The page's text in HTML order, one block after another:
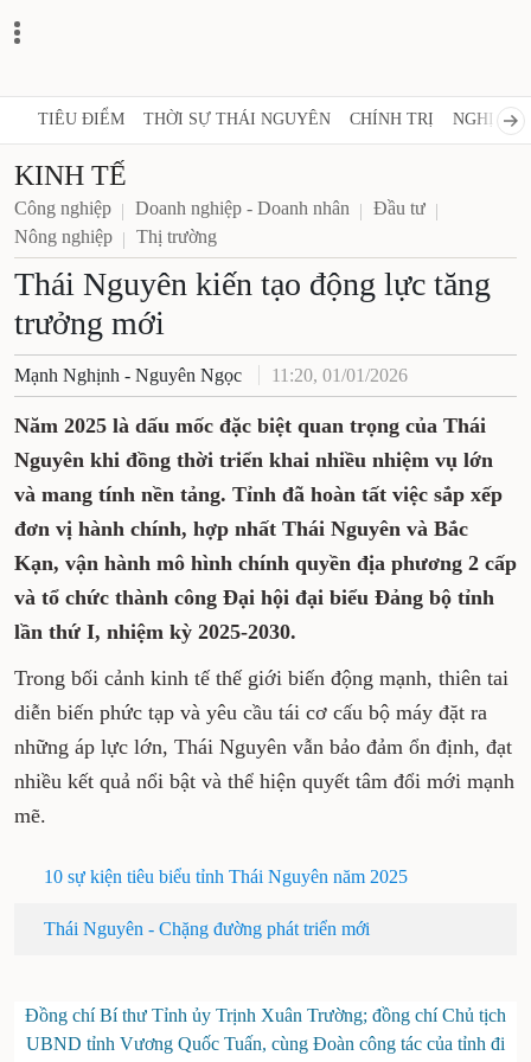
TIÊU ĐIỂM THỜI SỰ THÁI NGUYÊN CHÍNH TRỊ NGHỊ
KINH TẾ
Công nghiệp Doanh nghiệp - Doanh nhân
Đầu tư
Nông nghiệp
Thị trường
Thái Nguyên kiến tạo động lực tăng
trưởng mới
Mạnh Nghịnh - Nguyên Ngọc 11:20, 01/01/2026
Năm 2025 là dấu mốc đặc biệt quan trọng của Thái
Nguyên khi đồng thời triển khai nhiều nhiệm vụ lớn
và mang tính nền tảng. Tỉnh đã hoàn tất việc sắp xếp
đơn vị hành chính, hợp nhất Thái Nguyên và Bắc
Kạn, vận hành mô hình chính quyền địa phương 2 cấp
và tổ chức thành công Đại hội đại biểu Đảng bộ tỉnh
lần thứ I, nhiệm kỳ 2025-2030.
Trong bối cảnh kinh tế thế giới biến động mạnh, thiên tai
diễn biến phức tạp và yêu cầu tái cơ cấu bộ máy đặt ra
những áp lực lớn, Thái Nguyên vẫn bảo đảm ổn định, đạt
nhiều kết quả nổi bật và thể hiện quyết tâm đổi mới mạnh
mẽ.
10 sự kiện tiêu biểu tỉnh Thái Nguyên năm 2025
Thái Nguyên - Chặng đường phát triển mới
Đồng chí Bí thư Tỉnh ủy Trịnh Xuân Trường; đồng chí Chủ tịch
UBND tỉnh Vương Quốc Tuấn, cùng Đoàn công tác của tỉnh đi